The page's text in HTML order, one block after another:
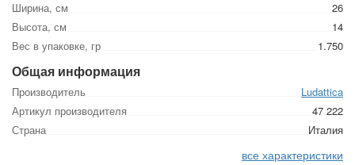
Ширина, см
26
Высота, см
14
Вес в упаковке, гр
1.750
Общая информация
Производитель
Ludattica
Артикул производителя
47 222
Страна
Италия
все характеристики